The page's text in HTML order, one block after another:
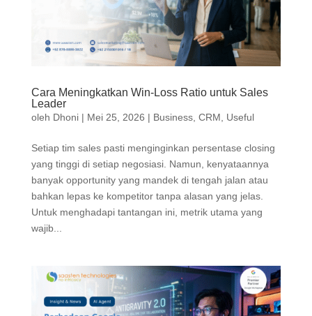
Cara Meningkatkan Win-Loss Ratio untuk Sales
Leader
oleh Dhoni| Mei 25, 2026 | Business, CRM Useful
Setiap tim sales pasti menginginkan persentase closing
yang tinggi di setiap negosiasi. Namun, kenyataannya
banyak opportunity yang mandek di tengah jalan atau
bahkan lepas ke kompetitor tanpa alasan yang jelas.
Untuk menghadapi tantangan ini, metrik utama yang
wajib...